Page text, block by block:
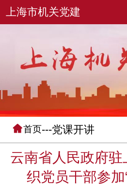
首页---党课开讲
云南省人民政府驻
织党员干部参加